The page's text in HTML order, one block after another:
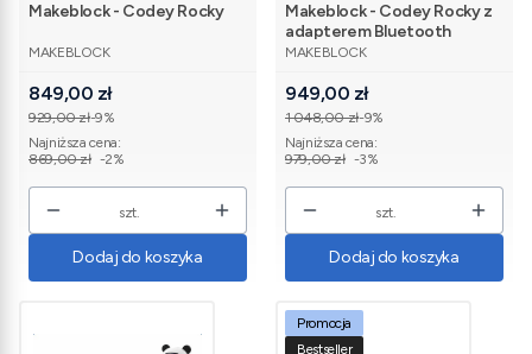
Makeblock - Codey Rocky
PRODUCENT
MAKEBLOCK
Cena promocyjna
849,00 zł
929,00 zł-9%
Najniższa cena:
869,00 zł -2%
szt.
Dodaj do koszyka
Makeblock - Codey Rocky z
adapterem Bluetooth
PRODUCENT
MAKEBLOCK
Cena promocyjna
949,00 zł
1 048,00 zł-9%
Najniższa cena:
979,00 zł -3%
szt.
Dodaj do koszyka
Promocja
Bestseller